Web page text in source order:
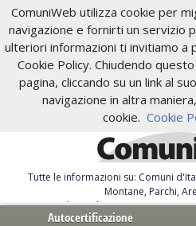
ComuniWeb utilizza cookie per
navigazione e fornirti un servizio
ulteriori informazioni ti invitiamo a
Cookie Policy. Chiudendo
pagina, cliccando su un link al
navigazione in altra
cookie. Cookie
Tutte le informazioni su: Comuni
Montane, Parchi,
Servizi al Cittadino.
Autocertificazione